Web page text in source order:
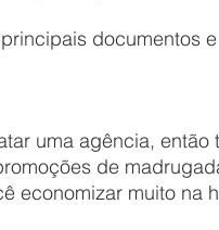
de
economizar muito na